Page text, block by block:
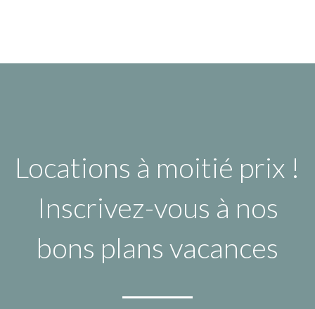
Locations à moitié prix !
Inscrivez-vous à nos
bons plans vacances